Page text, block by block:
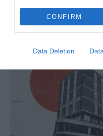
CONFIRM
Data Deletion